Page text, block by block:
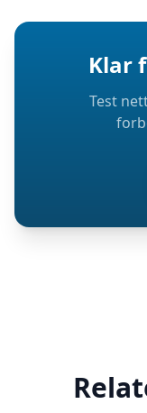
Klar
Test